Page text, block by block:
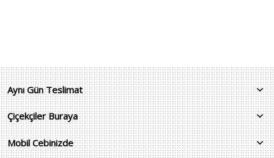
Aynı Gün Teslimat
Çiçekçiler Buraya
Mobil Cebinizde